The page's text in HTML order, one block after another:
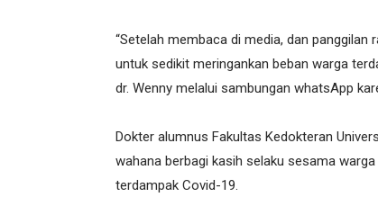
“Setelah membaca di media, dan
untuk sedikit meringankan beban warga
dr. Wenny melalui sambungan whatsApp
Dokter alumnus Fakultas Kedokteran
wahana berbagi kasih selaku sesama
terdampak Covid-19.